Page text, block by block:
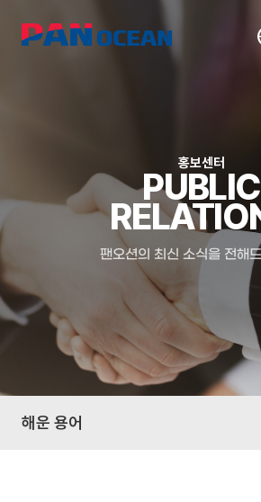
홍보센터
PUBLIC
팬오션의 최신 소식을 전해
해운 용어